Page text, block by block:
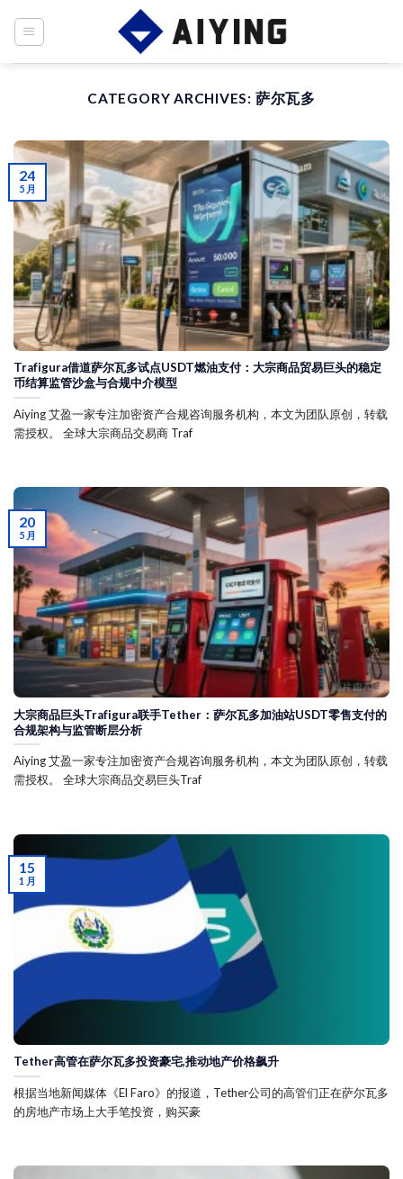
CATEGORY ARCHIVES: 萨尔瓦多
Trafigura借道萨尔瓦多试点USDT燃油支付：大宗商品贸易巨头的稳定
币结算监管沙盒与合规中介模型
Aiying 艾盈一家专注加密资产合规咨询服务机构，本文为团队原创，转载
需授权。 全球大宗商品交易商 Traf
24
5 月
大宗商品巨头Trafigura联手Tether：萨尔瓦多加油站USDT零售支付的
合规架构与监管断层分析
Aiying 艾盈一家专注加密资产合规咨询服务机构，本文为团队原创，转载
需授权。 全球大宗商品交易巨头Traf
20
5 月
Tether高管在萨尔瓦多投资豪宅,推动地产价格飙升
根据当地新闻媒体《El Faro》的报道，Tether公司的高管们正在萨尔瓦多
的房地产市场上大手笔投资，购买豪
15
1 月